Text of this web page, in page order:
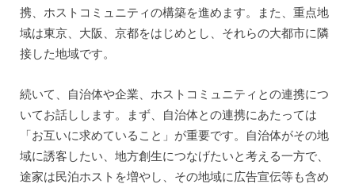
携、ホストコミュニティの構築を進めます。また、重点地
域は東京、大阪、京都をはじめとし、それらの大都市に隣
接した地域です。
続いて、自治体や企業、ホストコミュニティとの連携につ
いてお話しします。まず、自治体との連携にあたっては
「お互いに求めていること」が重要です。自治体がその地
域に誘客したい、地方創生につなげたいと考える一方で、
途家は民泊ホストを増やし、その地域に広告宣伝等も含め